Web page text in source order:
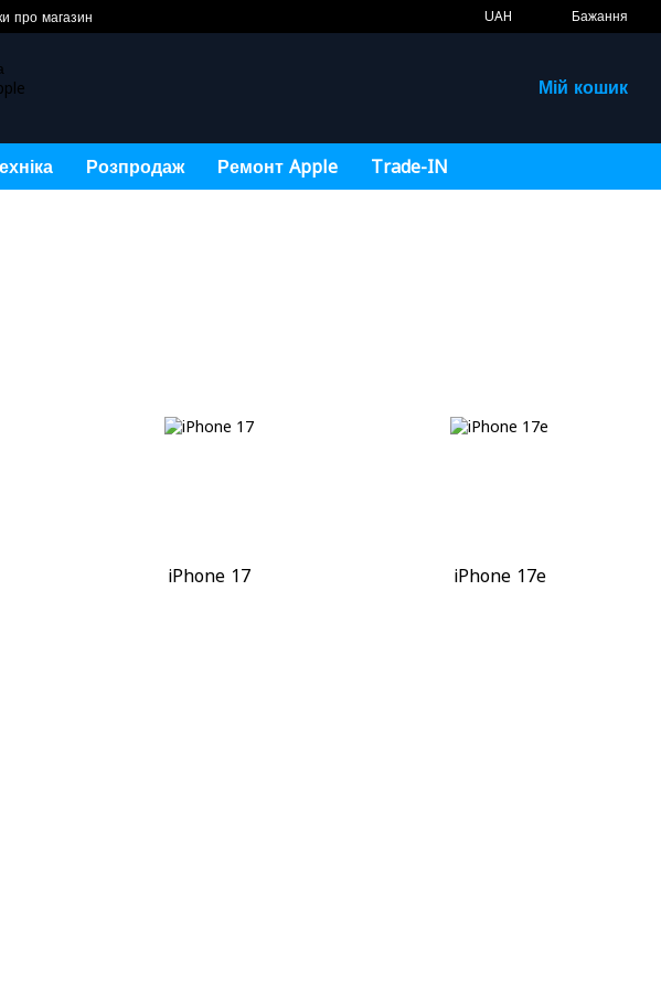
про магазин UAH Бажання
Мій кошик
Розпродаж Ремонт Apple Trade-IN
iPhone 17 iPhone 17e